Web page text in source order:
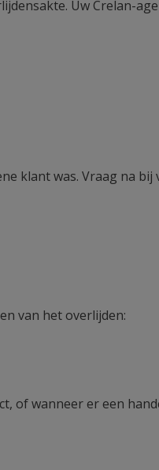
Uw Crelan-
klant was. Vraag na
van het overlijden:
of wanneer er een